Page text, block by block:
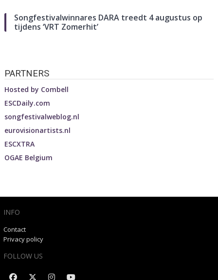
Songfestivalwinnares DARA treedt 4 augustus op
tijdens ‘VRT Zomerhit’
PARTNERS
Hosted by Combell
ESCDaily.com
songfestivalweblog.nl
eurovisionartists.nl
ESCXTRA
OGAE Belgium
INFO
Contact
Privacy policy
FOLLOW US